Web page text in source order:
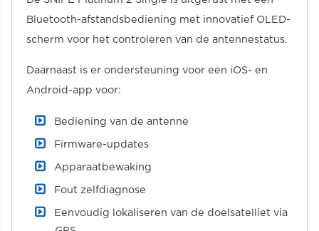
Bluetooth-afstandsbediening met innovatief OLED-
scherm voor het controleren van de antennestatus.
Daarnaast is er ondersteuning voor een iOS- en
Android-app voor:
Bediening van de antenne
Firmware-updates
Apparaatbewaking
Fout zelfdiagnose
Eenvoudig lokaliseren van de doelsatelliet via